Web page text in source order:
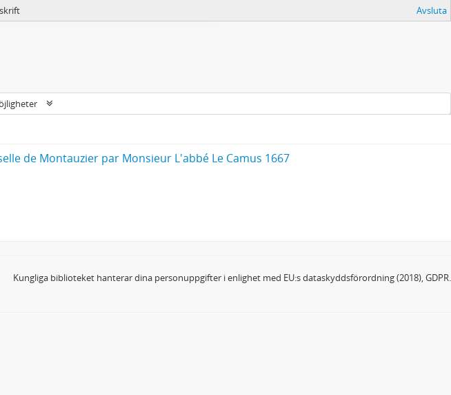
Avsluta
de Montauzier par Monsieur L'abbé Le Camus 1667
Kungliga biblioteket hanterar dina personuppgifter i enlighet med EU:s dataskyddsförordning (2018), GDPR.